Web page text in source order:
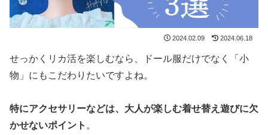
2024.02.09 2024.06.18
せっかくリカ活を楽しむなら、ドール服だけでなく「小
物」にもこだわりたいですよね。
特にアクセサリーなどは、大人が楽しむ着せ替え遊びに欠
かせないポイント 。